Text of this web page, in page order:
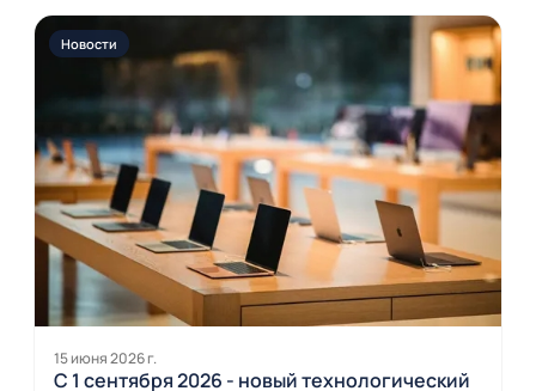
Новости
15 июня 2026 г.
С 1 сентября 2026 - новый технологический